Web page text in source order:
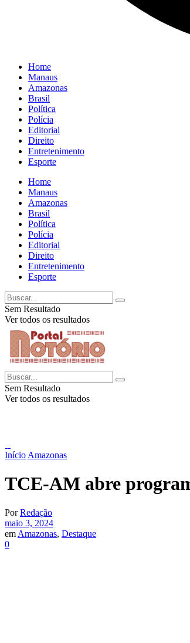
Home
Manaus
Amazonas
Brasil
Política
Polícia
Editorial
Direito
Entretenimento
Esporte
Home
Manaus
Amazonas
Brasil
Política
Polícia
Editorial
Direito
Entretenimento
Esporte
Sem Resultado
Ver todos os resultados
Sem Resultado
Ver todos os resultados
Início Amazonas
TCE-AM abre
Por Redação
maio 3, 2024
em Amazonas, Destaque
0